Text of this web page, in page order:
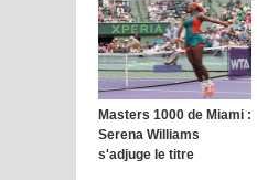
Masters 1000 de Miami :
Serena Williams
s'adjuge le titre